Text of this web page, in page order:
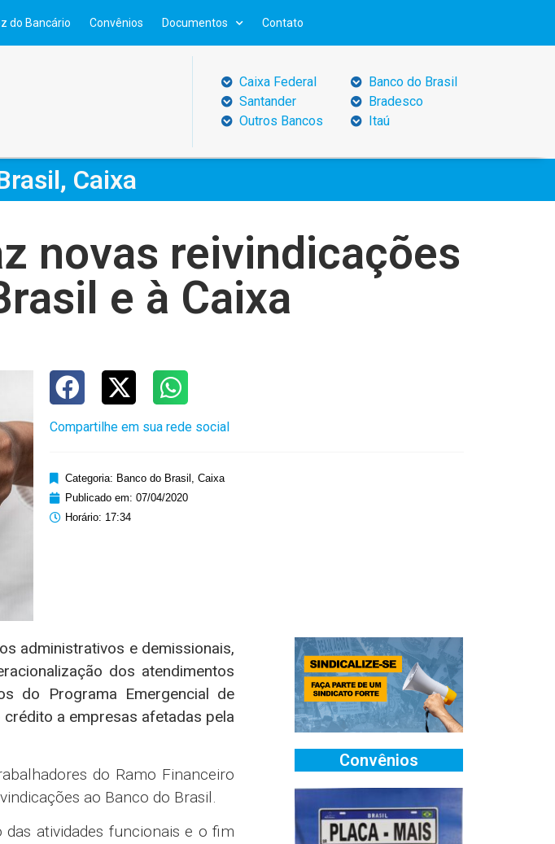
do Bancário Convênios Documentos Contato
Caixa Federal
Santander
Outros Bancos
Banco do Brasil
Bradesco
Itaú
, Caixa
novas reivindicações
e à Caixa
Compartilhe em sua rede social
Categoria: Banco do Brasil , Caixa
Publicado em: 07/04/2020
Horário: 17:34
administrativos e demissionais,
dos atendimentos
do Programa Emergencial de
a empresas afetadas pela
do Ramo Financeiro
ao Banco do Brasil.
atividades funcionais e o fim
Convênios